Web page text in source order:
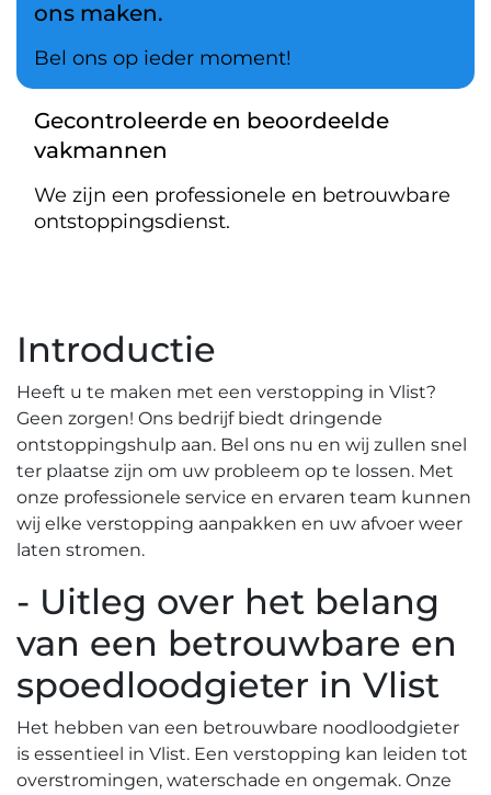
ons maken.
Bel ons op ieder moment!
Gecontroleerde en beoordeelde
vakmannen
We zijn een professionele en betrouwbare
ontstoppingsdienst.
Introductie
Heeft u te maken met een verstopping in Vlist?​
Geen zorgen!​ Ons bedrijf biedt dringende
ontstoppingshulp aan. Bel ons nu en wij zullen snel
ter plaatse zijn om uw probleem op te lossen.​ Met
onze professionele service en ervaren team kunnen
wij elke verstopping aanpakken en uw afvoer weer
laten stromen.​
- Uitleg over het belang
van een betrouwbare en
spoedloodgieter in Vlist
Het hebben van een betrouwbare noodloodgieter
is essentieel in Vlist. Een verstopping kan leiden tot
overstromingen, waterschade en ongemak. Onze